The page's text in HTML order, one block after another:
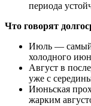
периода
Что говорят
Июль — самый
холодного
Август в
уже с
Июньская
жарким